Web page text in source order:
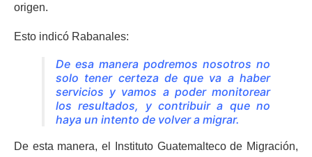
origen.
Esto indicó Rabanales:
De esa manera podremos nosotros no
solo tener certeza de que va a haber
servicios y vamos a poder monitorear
los resultados, y contribuir a que no
haya un intento de volver a migrar.
De esta manera, el Instituto Guatemalteco de Migración,